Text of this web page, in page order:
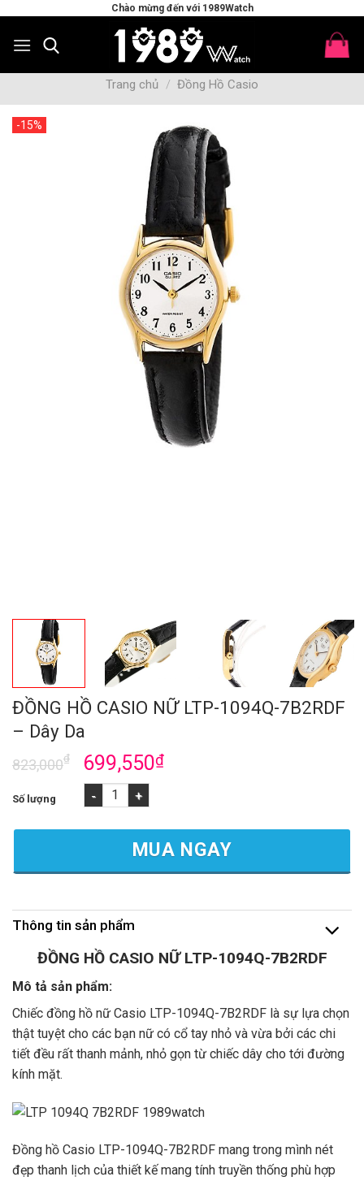
content
Chào mừng đến với 1989Watch
Trang chủ / Đồng Hồ Casio
-15%
ĐỒNG HỒ CASIO NỮ LTP-1094Q-7B2RDF
– Dây Da
823,000₫ 699,550₫
ĐỒNG HỒ CASIO NỮ LTP-1094Q-7B2RDF - Dây Da số lượng
MUA NGAY
Thông tin sản phẩm
ĐỒNG HỒ CASIO NỮ LTP-1094Q-7B2RDF
Mô tả sản phẩm:
Chiếc đồng hồ nữ Casio LTP-1094Q-7B2RDF là sự lựa chọn
thật tuyệt cho các bạn nữ có cổ tay nhỏ và vừa bởi các chi
tiết đều rất thanh mảnh, nhỏ gọn từ chiếc dây cho tới đường
kính mặt.
Đồng hồ Casio LTP-1094Q-7B2RDF mang trong mình nét
đẹp thanh lịch của thiết kế mang tính truyền thống phù hợp